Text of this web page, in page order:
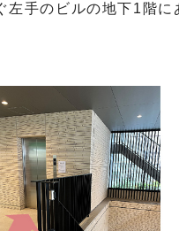
手のビルの地下1階に